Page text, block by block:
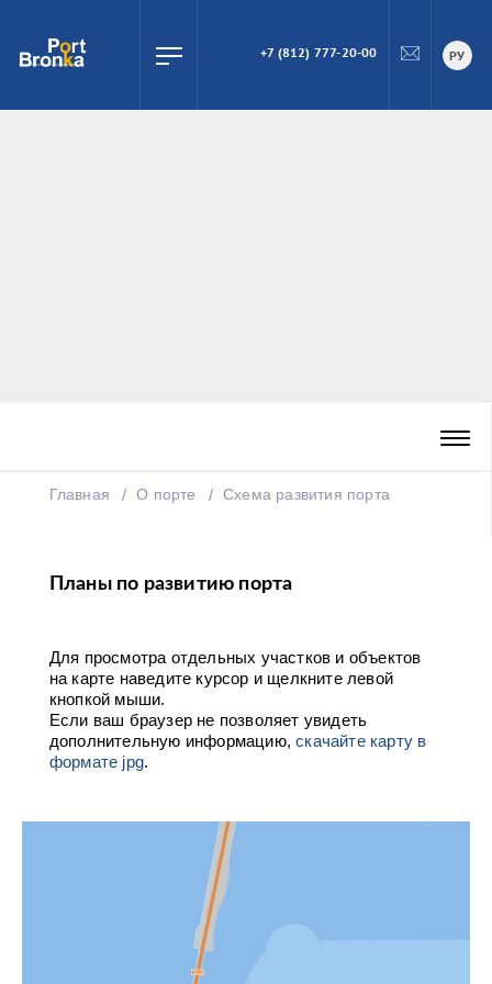
ПОИСК
+7 (812) 777-20-00 РУ
Главная О порте Схема развития порта
Планы по развитию порта
Для просмотра отдельных участков и объектов
на карте наведите курсор и щелкните левой
кнопкой мыши.
Если ваш браузер не позволяет увидеть
дополнительную информацию,скачайте карту в
формате jpg.
К Д